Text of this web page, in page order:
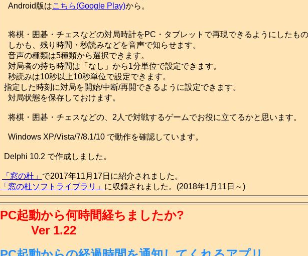
Android版はこちら(Google Play)から。
将棋・囲碁・チェスなどの対局時計をPC・タブレットで再現できるようにしたも
しかも、残り時間・秒読みなどを音声で知らせます。
音声の種類は5種類から選択できます。
対局者の持ち時間は「なし」から1分単位で設定できます。
秒読みは10秒以上10秒単位で設定できます。
指定した時刻に対局を開始/中断/再開できるように設定できます。
対局状態を保存しておけます。
将棋・囲碁・チェスなどの、2人で対戦するゲームでお役に立てるかと思います。
Windows XP/Vista/7/8.1/10 で動作を確認しています。
Delphi 10.2 で作成しました。
「窓の杜」 で2017年11月17日に紹介されました。
「窓の杜ソフトライブラリ」 に収録されました。(2018年1月11日～)
PC起動から何時間経ちましたか?
Ver 1.22